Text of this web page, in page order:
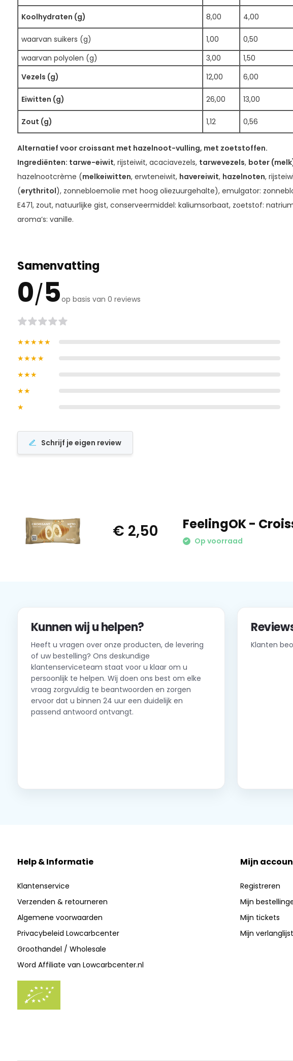
Koolhydraten (g) 8,00 4,00
waarvan suikers (g) 1,00
0,50
waarvan polyolen (g)
3,00
1,50
Vezels (g)
12,00 6,00
Eiwitten (g) 26,00 13,00
Zout (g) 1,12 0,56
Alternatief voor croissant met hazelnoot-vulling, met zoetstoffen.
Ingrediënten: tarwe-eiwit, rijsteiwit, acaciavezels, tarwevezels, boter
hazelnootcrème (melkeiwitten, erwteneiwit, havereiwit, hazelnoten,
(erythritol), zonnebloemolie met hoog oliezuurgehalte), emulgator:
E471, zout, natuurlijke gist, conserveermiddel: kaliumsorbaat, zoetstof:
aroma’s: vanille.
Samenvatting
0/5op basis van 0 reviews
★★★★★
★★★★
★★★
★★
★
Schrijf je eigen review
€ 2,50 FeelingOK -
Op voorraad
Kunnen wij u helpen?
Heeft u vragen over onze producten, de levering
of uw bestelling? Ons deskundige
klantenserviceteam staat voor u klaar om u
persoonlijk te helpen. Wij doen ons best om elke
vraag zorgvuldig te beantwoorden en zorgen
ervoor dat u binnen 24 uur een duidelijk en
passend antwoord ontvangt.
Klanten
Help & Informatie
Klantenservice
Verzenden & retourneren
Algemene voorwaarden
Privacybeleid Lowcarbcenter
Groothandel / Wholesale
Word Affiliate van Lowcarbcenter.nl
Mijn
Registreren
Mijn
Mijn tickets
Mijn verlanglijst